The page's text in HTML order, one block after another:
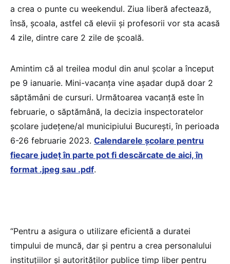
a crea o punte cu weekendul. Ziua liberă afectează,
însă, școala, astfel că elevii și profesorii vor sta acasă
4 zile, dintre care 2 zile de școală.
Amintim că al treilea modul din anul școlar a început
pe 9 ianuarie. Mini-vacanța vine așadar după doar 2
săptămâni de cursuri. Următoarea vacanță este în
februarie, o săptămână, la decizia inspectoratelor
școlare județene/al municipiului București, în perioada
6-26 februarie 2023. Calendarele școlare pentru
fiecare județ în parte pot fi descărcate de aici, în
format .jpeg sau .pdf.
“Pentru a asigura o utilizare eficientă a duratei
timpului de muncă, dar şi pentru a crea personalului
instituțiilor și autorităților publice timp liber pentru